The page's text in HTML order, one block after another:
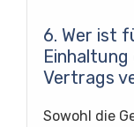
6. Wer ist
Vertrags
Sowohl die